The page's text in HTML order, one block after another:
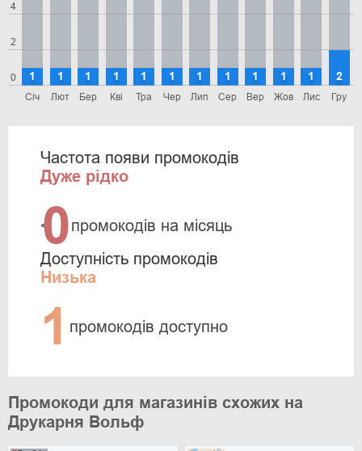
0
2
4
Січ
1
Лют
1
Бер
1
Кві
1
Тра
1
Чер
1
Лип
1
Сер
1
Вер
1
Жов
1
Лис
1
Гру
2
Частота появи промокодів
Дуже рідко
<0промокодів на місяць
Доступність промокодів
Низька
1 промокодів доступно
Промокоди для магазинів схожих на
Друкарня Вольф